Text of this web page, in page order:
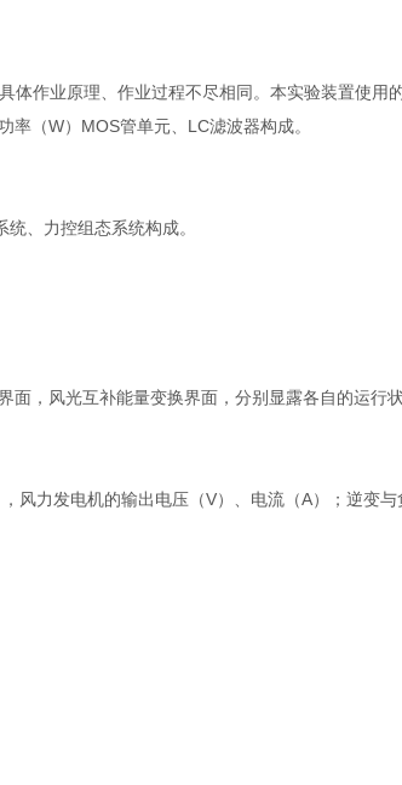
作业原理、作业过程不尽相同。本实验装置使用
（W）MOS管单元、LC滤波器构成。
、力控组态系统构成。
，风光互补能量变换界面，分别显露各自的运行状
力发电机的输出电压（V）、电流（A）；逆变